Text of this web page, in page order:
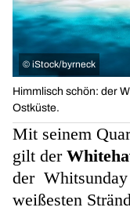
© iStock/byrneck
Himmlisch schön: der
Ostküste.
Mit seinem
gilt der
der
weißesten